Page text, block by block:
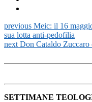
previous Meic: il 16
sua lotta anti-pedofilia
next Don Cataldo Zuccaro
SETTIMANE